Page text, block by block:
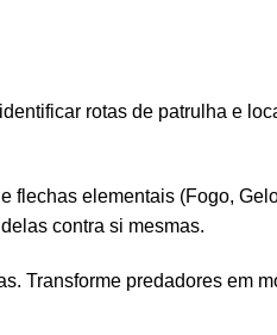
rotas de patrulha e
flechas elementais (Fogo,
contra si mesmas.
Transforme predadores em